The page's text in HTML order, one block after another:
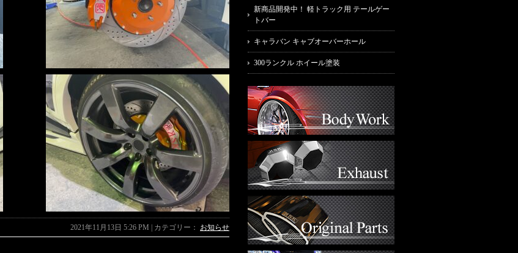
2021年11月13日 5:26 PM | カテゴリー： お知らせ
新商品開発中！ 軽トラック用 テールゲー
トバー
キャラバン キャブオーバーホール
300ランクル ホイール塗装